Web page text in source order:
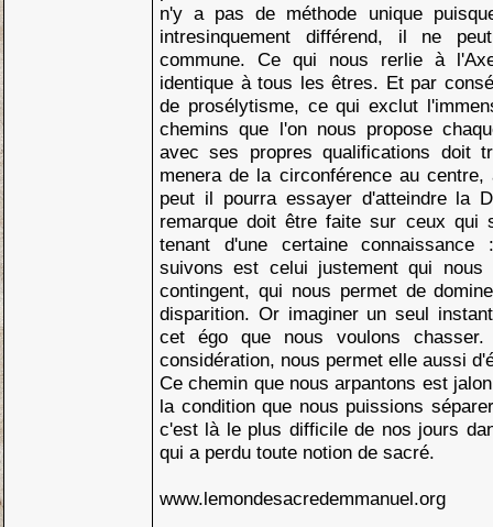
n'y a pas de méthode unique
intresinquement différend, il ne
commune. Ce qui nous rerlie à
identique à tous les êtres. Et par
de prosélytisme, ce qui exclut
chemins que l'on nous propose
avec ses propres qualifications doit
menera de la circonférence au
peut il pourra essayer d'atteindre la
remarque doit être faite sur ceux qui
tenant d'une certaine
suivons est celui justement qui
contingent, qui nous permet de
disparition. Or imaginer un seul
cet égo que nous voulons
considération, nous permet elle aussi
Ce chemin que nous arpantons est
la condition que nous puissions
c'est là le plus difficile de nos jours
qui a perdu toute notion de sacré.
www.lemondesacredemmanuel.org